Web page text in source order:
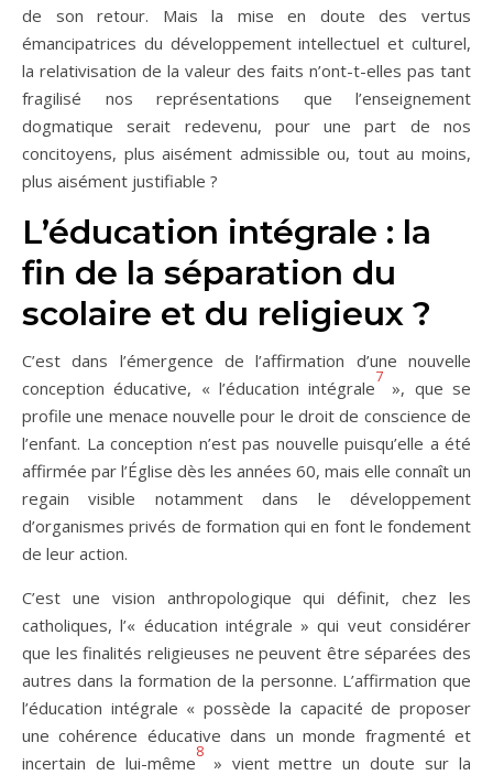
de son retour. Mais la mise en doute des vertus
émancipatrices du développement intellectuel et culturel,
la relativisation de la valeur des faits n’ont-t-elles pas tant
fragilisé nos représentations que l’enseignement
dogmatique serait redevenu, pour une part de nos
concitoyens, plus aisément admissible ou, tout au moins,
plus aisément justifiable ?
L’éducation intégrale : la
fin de la séparation du
scolaire et du religieux ?
C’est dans l’émergence de l’affirmation d’une nouvelle
conception éducative, « l’éducation intégrale
7
», que se
profile une menace nouvelle pour le droit de conscience de
l’enfant. La conception n’est pas nouvelle puisqu’elle a été
affirmée par l’Église dès les années 60, mais elle connaît un
regain visible notamment dans le développement
d’organismes privés de formation qui en font le fondement
de leur action.
C’est une vision anthropologique qui définit, chez les
catholiques, l’« éducation intégrale » qui veut considérer
que les finalités religieuses ne peuvent être séparées des
autres dans la formation de la personne. L’affirmation que
l’éducation intégrale « possède la capacité de proposer
une cohérence éducative dans un monde fragmenté et
incertain de lui-même
8
» vient mettre un doute sur la